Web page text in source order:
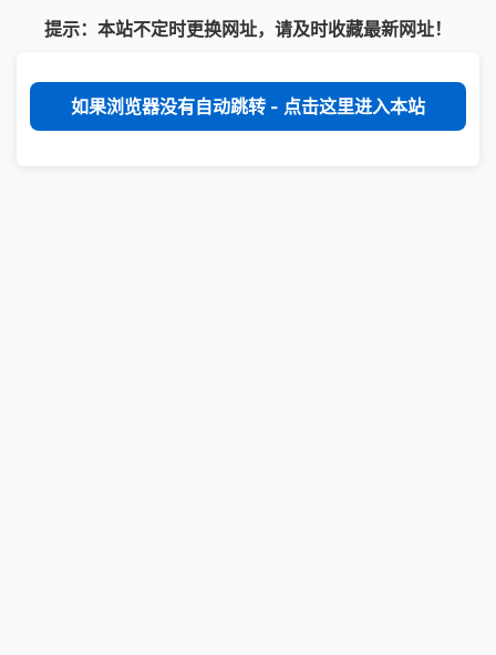
提示：本站不定时更换网址，请及时收藏最新网址！
如果浏览器没有自动跳转 - 点击这里进入本站